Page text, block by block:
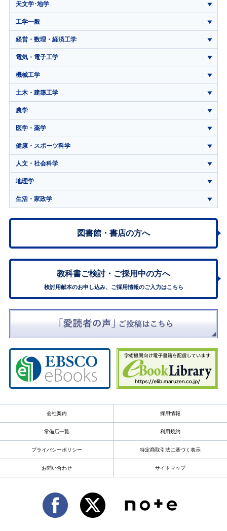
天文学･地学
工学一般
経営・数理・経済工学
電気・電子工学
機械工学
土木・建築工学
農学
医学・薬学
健康・スポーツ科学
人文・社会科学
地理学
生活・家政学
図書館・書店の方へ
教科書ご検討・ ご採用中の方へ
検討用献本のお申し込み、ご採用情報のご入力はこちら
会社案内 採用情報
常備店一覧 利用規約
プライバシーポリシー 特定商取引法に基づく表示
お問い合わせ サイトマップ